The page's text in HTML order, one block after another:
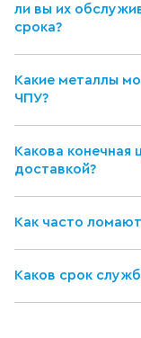
ли вы их
срока?
Какие металлы
ЧПУ?
Какова конечная
доставкой?
Как часто
Каков срок